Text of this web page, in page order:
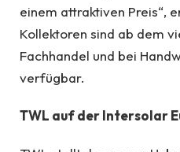
einem attraktiven Preis“,
Kollektoren sind ab dem
Fachhandel und bei
verfügbar.
TWL auf der Intersolar